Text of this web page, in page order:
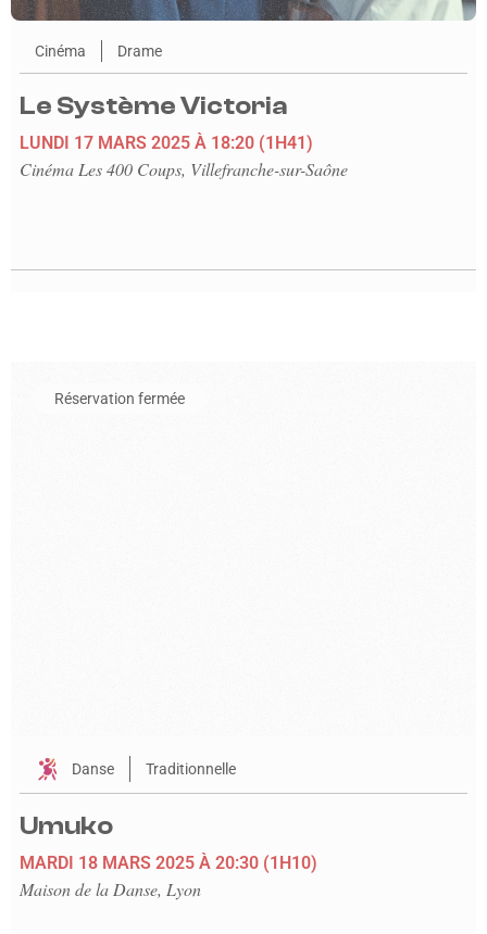
Cinéma Drame
Le Système Victoria
LUNDI 17 MARS 2025 À 18:20 (1H41)
Cinéma Les 400 Coups, Villefranche-sur-Saône
Réservation fermée
Danse Traditionnelle
Umuko
MARDI 18 MARS 2025 À 20:30 (1H10)
Maison de la Danse, Lyon